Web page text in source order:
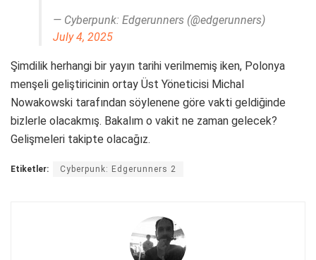
— Cyberpunk: Edgerunners (@edgerunners)
July 4, 2025
Şimdilik herhangi bir yayın tarihi verilmemiş iken, Polonya
menşeli geliştiricinin ortay Üst Yöneticisi Michal
Nowakowski tarafından söylenene göre vakti geldiğinde
bizlerle olacakmış. Bakalım o vakit ne zaman gelecek?
Gelişmeleri takipte olacağız.
Etiketler: Cyberpunk: Edgerunners 2